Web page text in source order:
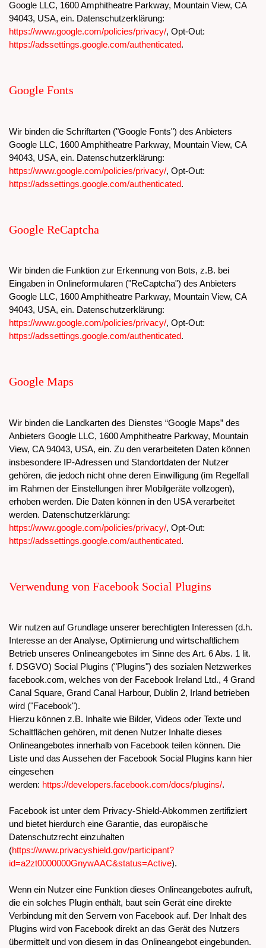
Google LLC, 1600 Amphitheatre Parkway, Mountain View, CA
94043, USA, ein. Datenschutzerklärung:
https://www.google.com/policies/privacy/, Opt-Out:
https://adssettings.google.com/authenticated.
Google Fonts
Wir binden die Schriftarten ("Google Fonts") des Anbieters
Google LLC, 1600 Amphitheatre Parkway, Mountain View, CA
94043, USA, ein. Datenschutzerklärung:
https://www.google.com/policies/privacy/, Opt-Out:
https://adssettings.google.com/authenticated.
Google ReCaptcha
Wir binden die Funktion zur Erkennung von Bots, z.B. bei
Eingaben in Onlineformularen ("ReCaptcha") des Anbieters
Google LLC, 1600 Amphitheatre Parkway, Mountain View, CA
94043, USA, ein. Datenschutzerklärung:
https://www.google.com/policies/privacy/, Opt-Out:
https://adssettings.google.com/authenticated.
Google Maps
Wir binden die Landkarten des Dienstes “Google Maps” des
Anbieters Google LLC, 1600 Amphitheatre Parkway, Mountain
View, CA 94043, USA, ein. Zu den verarbeiteten Daten können
insbesondere IP-Adressen und Standortdaten der Nutzer
gehören, die jedoch nicht ohne deren Einwilligung (im Regelfall
im Rahmen der Einstellungen ihrer Mobilgeräte vollzogen),
erhoben werden. Die Daten können in den USA verarbeitet
werden. Datenschutzerklärung:
https://www.google.com/policies/privacy/, Opt-Out:
https://adssettings.google.com/authenticated.
Verwendung von Facebook Social Plugins
Wir nutzen auf Grundlage unserer berechtigten Interessen (d.h.
Interesse an der Analyse, Optimierung und wirtschaftlichem
Betrieb unseres Onlineangebotes im Sinne des Art. 6 Abs. 1 lit.
f. DSGVO) Social Plugins ("Plugins") des sozialen Netzwerkes
facebook.com, welches von der Facebook Ireland Ltd., 4 Grand
Canal Square, Grand Canal Harbour, Dublin 2, Irland betrieben
wird ("Facebook").
Hierzu können z.B. Inhalte wie Bilder, Videos oder Texte und
Schaltflächen gehören, mit denen Nutzer Inhalte dieses
Onlineangebotes innerhalb von Facebook teilen können. Die
Liste und das Aussehen der Facebook Social Plugins kann hier
eingesehen
werden: https://developers.facebook.com/docs/plugins/.
Facebook ist unter dem Privacy-Shield-Abkommen zertifiziert
und bietet hierdurch eine Garantie, das europäische
Datenschutzrecht einzuhalten
(https://www.privacyshield.gov/participant?
id=a2zt0000000GnywAAC&status=Active).
Wenn ein Nutzer eine Funktion dieses Onlineangebotes aufruft,
die ein solches Plugin enthält, baut sein Gerät eine direkte
Verbindung mit den Servern von Facebook auf. Der Inhalt des
Plugins wird von Facebook direkt an das Gerät des Nutzers
übermittelt und von diesem in das Onlineangebot eingebunden.